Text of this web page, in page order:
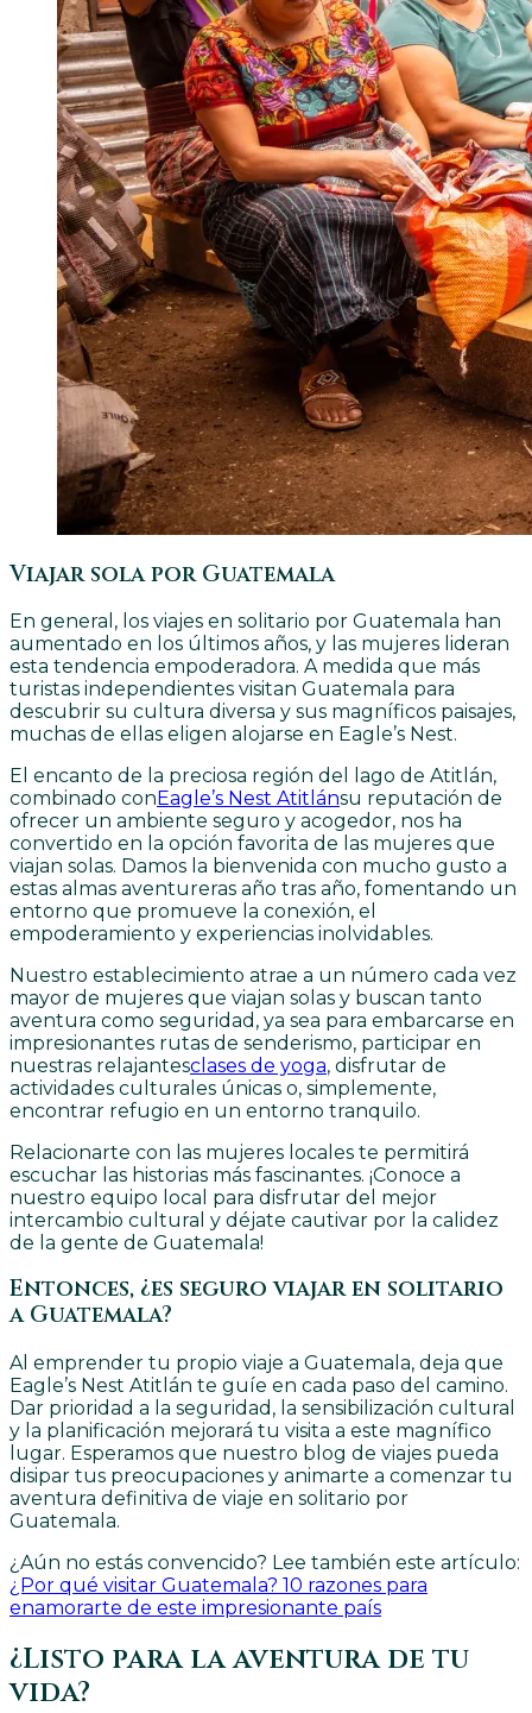
Viajar sola por Guatemala
En general, los viajes en solitario por Guatemala han
aumentado en los últimos años, y las mujeres lideran
esta tendencia empoderadora. A medida que más
turistas independientes visitan Guatemala para
descubrir su cultura diversa y sus magníficos paisajes,
muchas de ellas eligen alojarse en Eagle’s Nest.
El encanto de la preciosa región del lago de Atitlán,
combinado con Eagle’s Nest Atitlánsu reputación de
ofrecer un ambiente seguro y acogedor, nos ha
convertido en la opción favorita de las mujeres que
viajan solas. Damos la bienvenida con mucho gusto a
estas almas aventureras año tras año, fomentando un
entorno que promueve la conexión, el
empoderamiento y experiencias inolvidables.
Nuestro establecimiento atrae a un número cada vez
mayor de mujeres que viajan solas y buscan tanto
aventura como seguridad, ya sea para embarcarse en
impresionantes rutas de senderismo, participar en
nuestras relajantesclases de yoga, disfrutar de
actividades culturales únicas o, simplemente,
encontrar refugio en un entorno tranquilo.
Relacionarte con las mujeres locales te permitirá
escuchar las historias más fascinantes. ¡Conoce a
nuestro equipo local para disfrutar del mejor
intercambio cultural y déjate cautivar por la calidez
de la gente de Guatemala!
Entonces, ¿es seguro viajar en solitario
a Guatemala?
Al emprender tu propio viaje a Guatemala, deja que
Eagle’s Nest Atitlán te guíe en cada paso del camino.
Dar prioridad a la seguridad, la sensibilización cultural
y la planificación mejorará tu visita a este magnífico
lugar. Esperamos que nuestro blog de viajes pueda
disipar tus preocupaciones y animarte a comenzar tu
aventura definitiva de viaje en solitario por
Guatemala.
¿Aún no estás convencido? Lee también este artículo:
¿Por qué visitar Guatemala? 10 razones para
enamorarte de este impresionante país
¿Listo para la aventura de tu
vida?